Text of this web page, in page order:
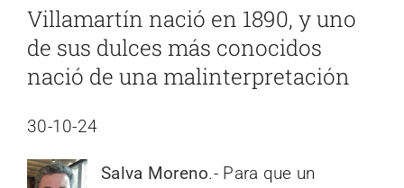
Villamartín nació en 1890, y uno
de sus dulces más conocidos
nació de una malinterpretación
30-10-24
Salva Moreno.- Para que un